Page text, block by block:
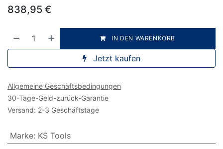
838,95 €
IN DEN WARENKORB
Jetzt kaufen
Allgemeine Geschäftsbedingungen
30-Tage-Geld-zurück-Garantie
Versand: 2-3 Geschäftstage
Marke: KS Tools